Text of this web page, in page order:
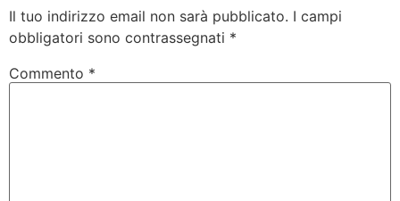
Il tuo indirizzo email non sarà pubblicato. I campi
obbligatori sono contrassegnati *
Commento *